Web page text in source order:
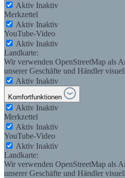
Aktiv Inaktiv
Merkzettel
Aktiv Inaktiv
YouTube-Video
Aktiv Inaktiv
Landkarte:
Wir verwenden OpenStreetMap als
unserer Geschäfte und Händler
Aktiv Inaktiv
Komfortfunktionen
Aktiv Inaktiv
Merkzettel
Aktiv Inaktiv
YouTube-Video
Aktiv Inaktiv
Landkarte:
Wir verwenden OpenStreetMap als
unserer Geschäfte und Händler